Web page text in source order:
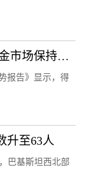
上半年全球央行购金创下新高 黄金市场保持良好势头
报告》显示，得
升至63人
巴基斯坦西北部